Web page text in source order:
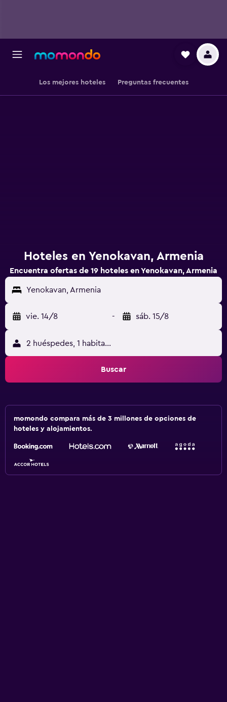
Los mejores hoteles Preguntas frecuentes
Hoteles en Yenokavan, Armenia
Encuentra ofertas de 19 hoteles en Yenokavan, Armenia
Yenokavan, Armenia
vie. 14/8 - sáb. 15/8
2 huéspedes, 1 habitación
Buscar
momondo compara más de 3 millones de opciones de
hoteles y alojamientos.